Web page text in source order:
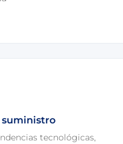
suministro
tecnológicas,